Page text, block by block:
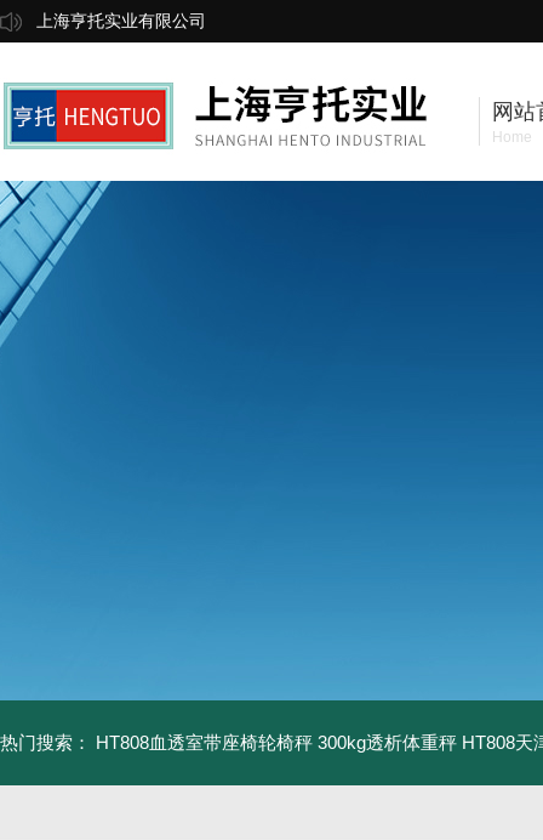
上海亨托实业有限公司
网站
Home
热门搜索： HT808血透室带座椅轮椅秤 300kg透析体重秤 HT808天